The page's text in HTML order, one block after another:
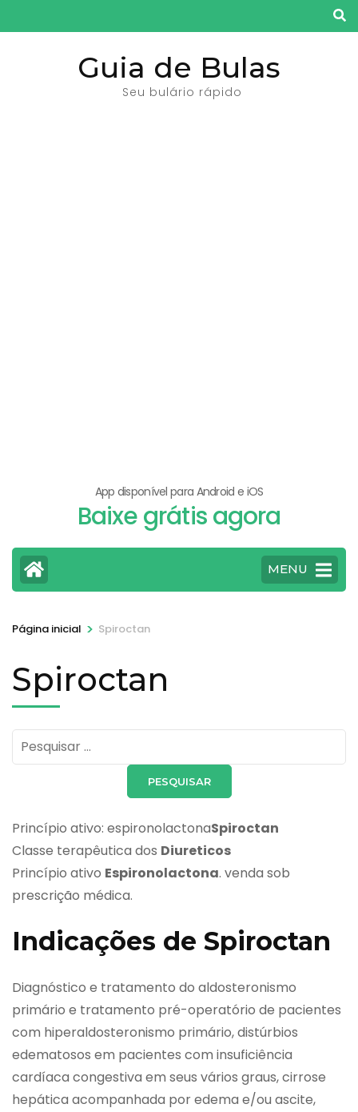
para
Guia de Bulas
Seu bulário rápido
App disponível para Android e iOS
Baixe grátis agora
MENU
Página inicial > Spiroctan
Spiroctan
Pesquisar
por:
Princípio ativo: espironolactonaSpiroctan
Classe terapêutica dos Diureticos
Princípio ativo Espironolactona. venda sob
prescrição médica.
Indicações de Spiroctan
Diagnóstico e tratamento do aldosteronismo
primário e tratamento pré-operatório de pacientes
com hiperaldosteronismo primário, distúrbios
edematosos em pacientes com insuficiência
cardíaca congestiva em seus vários graus, cirrose
hepática acompanhada por edema e/ou ascite,